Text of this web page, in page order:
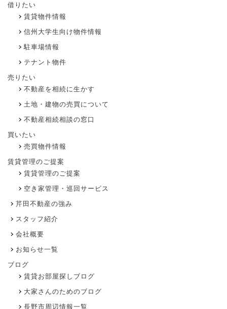
借りたい
賃貸物件情報
信州大学生向け物件情報
駐車場情報
テナント物件
売りたい
不動産を相続に生かす
土地・建物の売買について
不動産相続相談の窓口
買いたい
売買物件情報
賃貸管理のご提案
賃貸管理のご提案
空き家管理・巡回サービス
芹田不動産の強み
スタッフ紹介
会社概要
お知らせ一覧
ブログ
賃貸お部屋探しブログ
大家さんのためのブログ
長野市周辺情報一覧